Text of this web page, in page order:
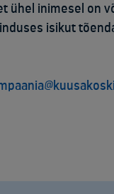
ühel inimesel on
isikut